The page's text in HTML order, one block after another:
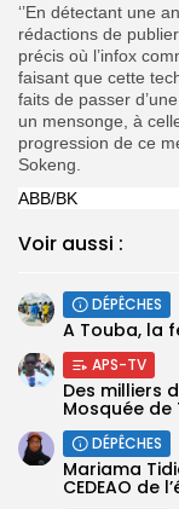
‘’En détectant une
rédactions de
précis où l’infox
faisant que cette
faits de passer
un mensonge, à
progression de ce
Sokeng.
ABB/BK
Voir aussi :
DÉPÊCHES
A Touba, la
APS-TV
Des milliers
Mosquée de
DÉPÊCHES
Mariama
CEDEAO de